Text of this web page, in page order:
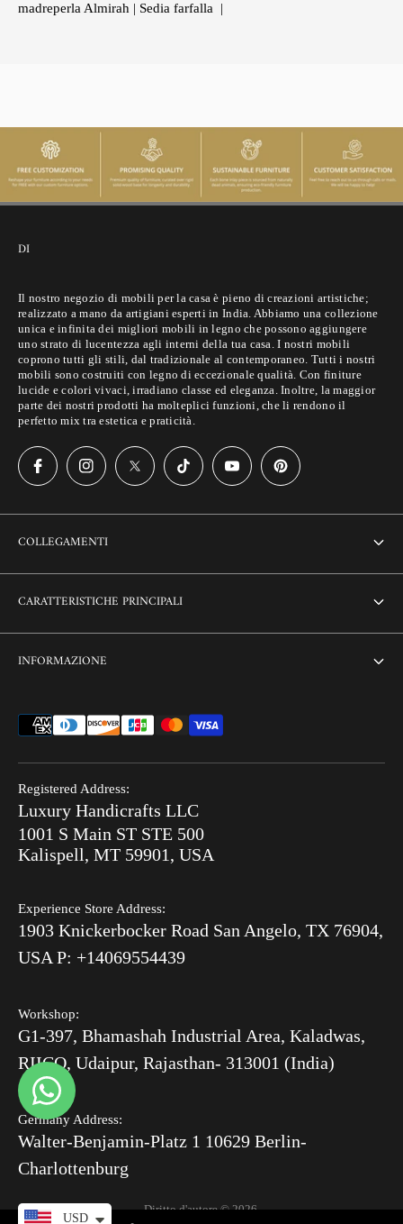
madreperla Almirah | Sedia farfalla |
DI
Il nostro negozio di mobili per la casa è pieno di creazioni artistiche;
realizzato a mano da artigiani esperti in India. Abbiamo una collezione
unica e infinita dei migliori mobili in legno che possono aggiungere
uno strato di lucentezza agli interni della tua casa. I nostri mobili
coprono tutti gli stili, dal tradizionale al contemporaneo. Tutti i nostri
mobili sono costruiti con legno di eccezionale qualità. Con finiture
lucide e colori vivaci, irradiano classe ed eleganza. Inoltre, la maggior
parte dei nostri prodotti ha molteplici funzioni, che li rendono il
perfetto mix tra estetica e praticità.
COLLEGAMENTI
Customization
FAQ
Search
Blog
Bone Inlay V/S MOP
CARATTERISTICHE PRINCIPALI
Combo Offers
End of Summer Sale
INFORMAZIONE
Shipping Policy
After Order
Luxury Handicrafts UAE
Sitemap
Registered Address:
Luxury Handicrafts LLC
1001 S Main ST STE 500
Kalispell, MT 59901, USA
Experience Store Address:
1903 Knickerbocker Road San Angelo, TX 76904,
USA P: +14069554439
Workshop:
G1-397, Bhamashah Industrial Area, Kaladwas,
RIICO, Udaipur, Rajasthan- 313001 (India)
Germany Address:
Walter-Benjamin-Platz 1 10629 Berlin-
Charlottenburg
Diritto d'autore © 2026.
USD